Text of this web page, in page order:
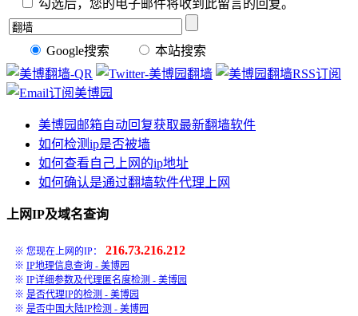
勾选后，您的电子邮件将收到此留言的回复。
Google搜索 本站搜索
美博园邮箱自动回复获取最新翻墙软件
如何检测ip是否被墙
如何查看自己上网的ip地址
如何确认是通过翻墙软件代理上网
上网IP及域名查询
※ 您现在上网的IP： 216.73.216.212
※ IP地理信息查询 - 美博园
※ IP详细参数及代理匿名度检测 - 美博园
※ 是否代理IP的检测 - 美博园
※ 是否中国大陆IP检测 - 美博园